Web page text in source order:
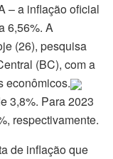
– a inflação oficial
6,56%. A
(26), pesquisa
(BC), com a
econômicos.
3,8%. Para 2023
respectivamente.
de inflação que